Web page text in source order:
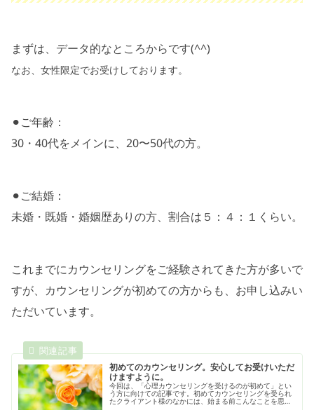
まずは、データ的なところからです(^^)
なお、女性限定でお受けしております。
⚫︎ご年齢：
30・40代をメインに、20〜50代の方。
⚫︎ご結婚：
未婚・既婚・婚姻歴ありの方、割合は５：４：１くらい。
これまでにカウンセリングをご経験されてきた方が多いで
すが、カウンセリングが初めての方からも、お申し込みい
ただいています。
初めてのカウンセリング。安心してお受けいただ
けますように。
今回は、「心理カウンセリングを受けるのが初めて」とい
う方に向けての記事です。初めてカウンセリングを受られ
たクライアント様のなかには、始まる前こんなことを思っ